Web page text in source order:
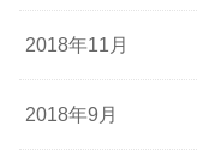
2018年11月
2018年9月